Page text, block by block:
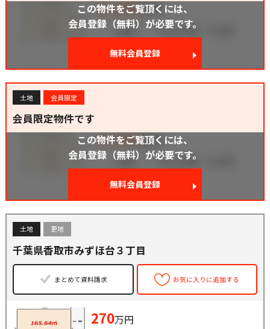
この物件をご覧頂くには、
会員登録（無料）が必要です。
無料会員登録
土地 会員限定
会員限定物件です
この物件をご覧頂くには、
会員登録（無料）が必要です。
無料会員登録
土地 更地
千葉県香取市みずほ台３丁目
まとめて資料請求 お気に入りに追加する
270万円